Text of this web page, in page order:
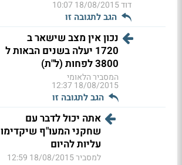
דוד18/08/2015 10:07
הגב לתגובה זו
נכון אין מצב שישאר ב
1720 יעלה בשנים הבאות ל
3800 לפחות (ל"ת)
המסביר הלאומי
18/08/2015 12:37
הגב לתגובה זו
אתה יכול לדבר עם
שחקני המעו"ף שיקדימו
עליות להיום
למסביר18/08/2015 12:59